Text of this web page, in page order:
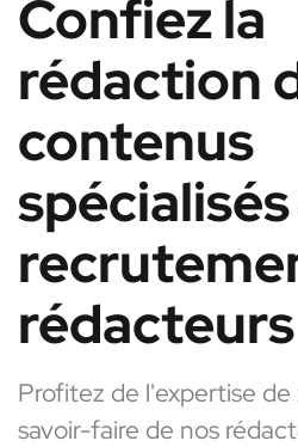
Confiez la
rédaction
contenus
rédacteurs
Profitez de l'expertise
savoir-faire de nos